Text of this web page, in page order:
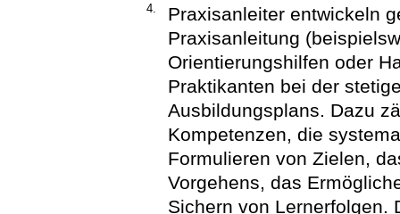
4.
Praxisanleiter entwickeln
Praxisanleitung
Orientierungshilfen oder
Praktikanten bei der
Ausbildungsplans. Dazu
Kompetenzen, die
Formulieren von Zielen,
Vorgehens, das
Sichern von Lernerfolgen.